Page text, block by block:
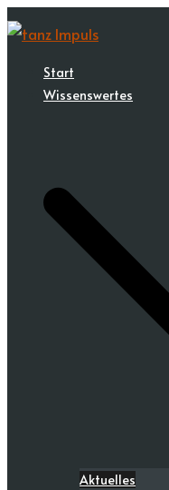
Zum
Inhalt
springen
Start
Wissenswertes
Aktuelles